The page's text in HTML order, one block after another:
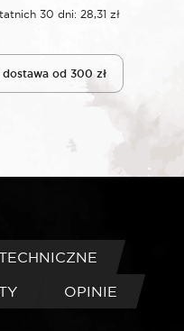
30 dni: 28,31 zł
dostawa od 300 zł
OPINIE